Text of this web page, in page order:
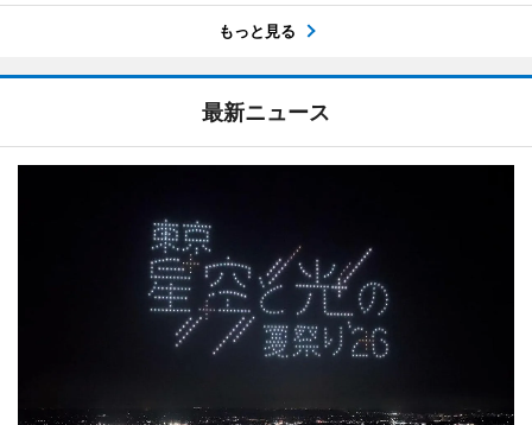
もっと見る
最新ニュース